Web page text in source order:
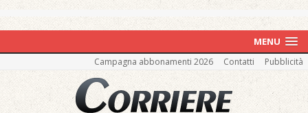
MENU
Campagna abbonamenti 2026 Contatti Pubblicità